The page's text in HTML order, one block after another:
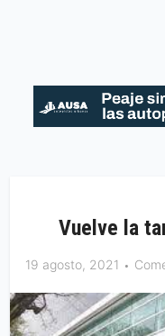
Vuelve la
19 agosto, 2021